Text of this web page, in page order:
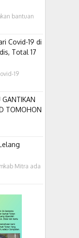
bantuan
Covid-19 di
Total 17
19
GANTIKAN
TOMOHON
Mitra ada